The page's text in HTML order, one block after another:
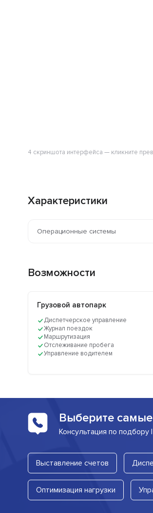
4 скриншота интерфейса — кликните
Характеристики
Операционные системы
Возможности
Грузовой автопарк
Диспетчерское управление
Журнал поездок
Маршрутизация
Отслеживание пробега
Управление водителем
Выберите
Консультация по
Выставление счетов
Оптимизация нагрузки